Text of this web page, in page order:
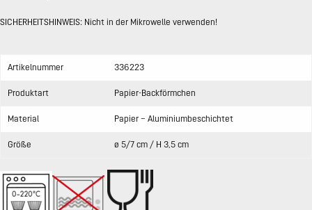
SICHERHEITSHINWEIS: Nicht in der Mikrowelle verwenden!
Artikelnummer 336223
Produktart Papier-Backförmchen
Material Papier – Aluminiumbeschichtet
Größe ø 5/7 cm / H 3,5 cm